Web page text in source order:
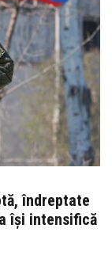
îndreptate
își intensifică